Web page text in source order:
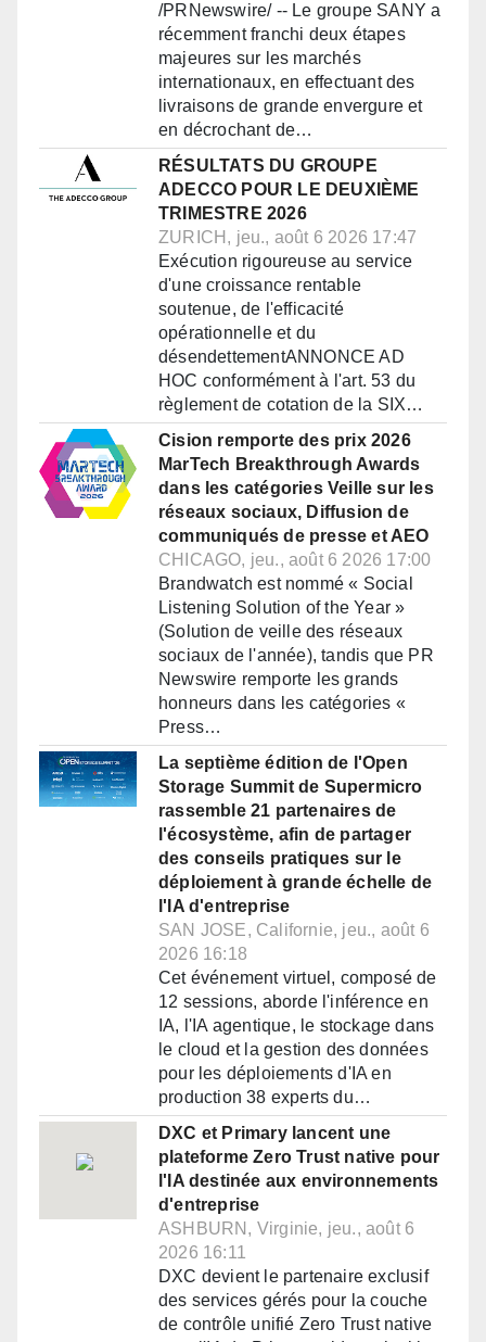
/PRNewswire/ -- Le groupe SANY a
récemment franchi deux étapes
majeures sur les marchés
internationaux, en effectuant des
livraisons de grande envergure et
en décrochant de…
RÉSULTATS DU GROUPE
ADECCO POUR LE DEUXIÈME
TRIMESTRE 2026
ZURICH, jeu., août 6 2026 17:47
Exécution rigoureuse au service
d'une croissance rentable
soutenue, de l'efficacité
opérationnelle et du
désendettementANNONCE AD
HOC conformément à l'art. 53 du
règlement de cotation de la SIX…
Cision remporte des prix 2026
MarTech Breakthrough Awards
dans les catégories Veille sur les
réseaux sociaux, Diffusion de
communiqués de presse et AEO
CHICAGO, jeu., août 6 2026 17:00
Brandwatch est nommé « Social
Listening Solution of the Year »
(Solution de veille des réseaux
sociaux de l'année), tandis que PR
Newswire remporte les grands
honneurs dans les catégories «
Press…
La septième édition de l'Open
Storage Summit de Supermicro
rassemble 21 partenaires de
l'écosystème, afin de partager
des conseils pratiques sur le
déploiement à grande échelle de
l'IA d'entreprise
SAN JOSE, Californie, jeu., août 6
2026 16:18
Cet événement virtuel, composé de
12 sessions, aborde l'inférence en
IA, l'IA agentique, le stockage dans
le cloud et la gestion des données
pour les déploiements d'IA en
production 38 experts du…
DXC et Primary lancent une
plateforme Zero Trust native pour
l'IA destinée aux environnements
d'entreprise
ASHBURN, Virginie, jeu., août 6
2026 16:11
DXC devient le partenaire exclusif
des services gérés pour la couche
de contrôle unifié Zero Trust native